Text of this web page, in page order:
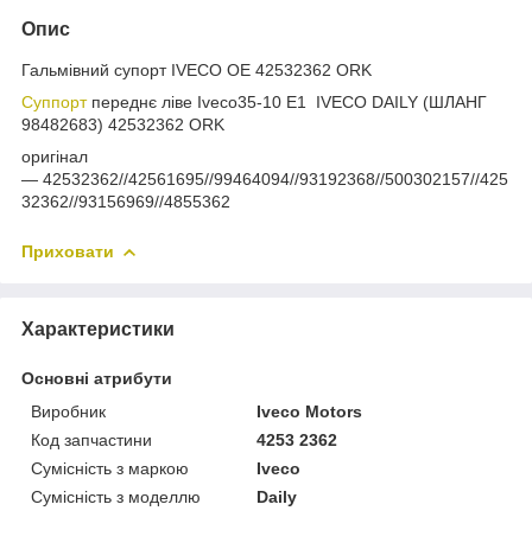
Опис
Гальмівний супорт IVECO OE 42532362 ORK
Суппортпереднє ліве Ivесо35-10 Е1 IVECO DAILY (ШЛАНГ
98482683) 42532362 ORK
оригінал
— 42532362//42561695//99464094//93192368//500302157//425
32362//93156969//4855362
Приховати
Характеристики
Основні атрибути
Виробник
Iveco Motors
Код запчастини
4253 2362
Сумісність з маркою
Iveco
Сумісність з моделлю
Daily